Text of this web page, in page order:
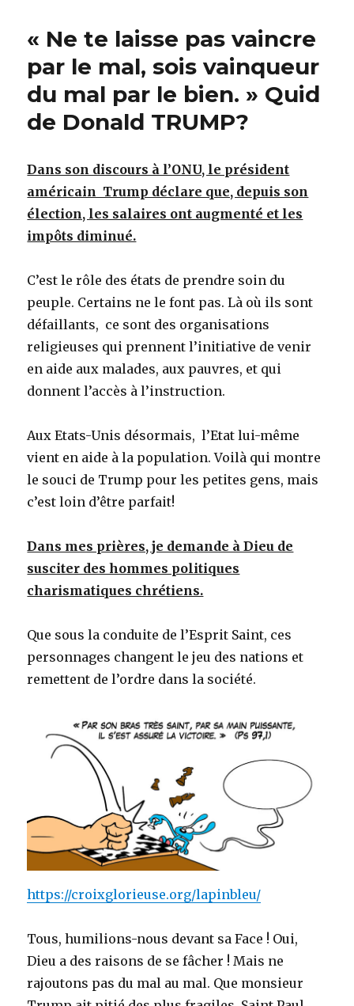
« Ne te laisse pas vaincre
par le mal, sois vainqueur
du mal par le bien. » Quid
de Donald TRUMP?
Dans son discours à l’ONU, le président
américain Trump déclare que, depuis son
élection, les salaires ont augmenté et les
impôts diminué.
C’est le rôle des états de prendre soin du
peuple. Certains ne le font pas. Là où ils sont
défaillants, ce sont des organisations
religieuses qui prennent l’initiative de venir
en aide aux malades, aux pauvres, et qui
donnent l’accès à l’instruction.
Aux Etats-Unis désormais, l’Etat lui-même
vient en aide à la population. Voilà qui montre
le souci de Trump pour les petites gens, mais
c’est loin d’être parfait!
Dans mes prières, je demande à Dieu de
susciter des hommes politiques
charismatiques chrétiens.
Que sous la conduite de l’Esprit Saint, ces
personnages changent le jeu des nations et
remettent de l’ordre dans la société.
https://croixglorieuse.org/lapinbleu/
Tous, humilions-nous devant sa Face ! Oui,
Dieu a des raisons de se fâcher ! Mais ne
rajoutons pas du mal au mal. Que monsieur